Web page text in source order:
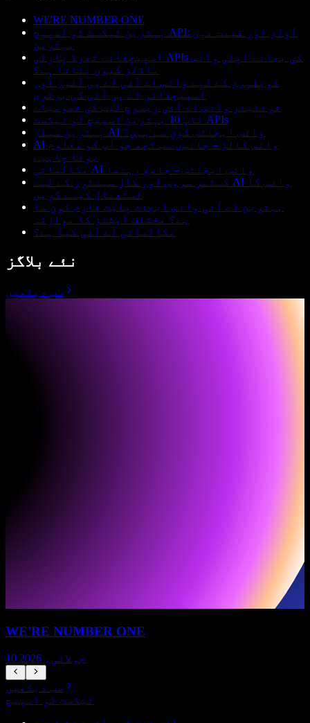
WE'RE NUMBER ONE
بہترین ٹیکسٹ ٹو اسپیچ API: آواز اور قیمت میں
بہترین
اسپیچفائے تھرڈ پارٹی APIs کی بجائے اپنی وائس
ماڈلز کیوں بناتا ہے؟
ڈویلپرز کے لیے وائس اے آئی اے پی آئیز اور
اسپیچفائی اے پی آئی کی برتری
فرنٹیئر وائس اے آئی ریسرچ لیب کی خصوصیات
ٹاپ 10 بہترین اسپیچ ٹو ٹیکسٹ APIs
بہترین سیلز AI وائس ایجنٹس کون سے ہیں؟
AI وائس کالز – جانیں سب کچھ جو آپ کو معلوم
ہونا چاہیے
مکالماتی AI وائس ایجنٹس – جامع رہنما
کسٹمر سروس اور کال سینٹرز کے لیے AI وائس کا
استعمال کیسے کریں
بہترین اے آئی وائس ایجنٹ پلیٹ فارم کون سا
ہے؟ مختلف آپشنز کا موازنہ
مکالماتی اے آئی کیا ہے؟
نئے بلاگز
سب دیکھیں
WE'RE NUMBER ONE
10 جولائی، 2026
سب دیکھیں
ٹیکسٹ ٹو اسپیچ